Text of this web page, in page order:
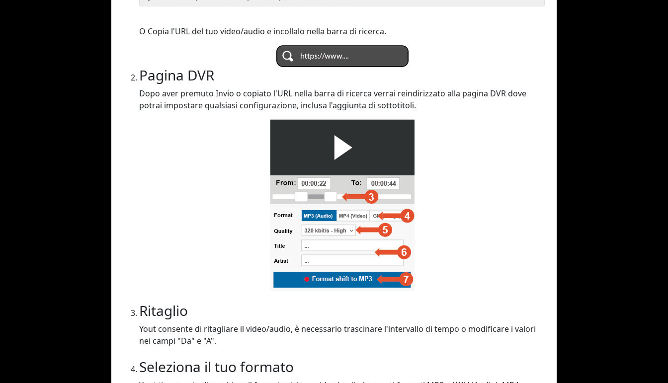
O Copia l'URL del tuo video/audio e incollalo nella barra di ricerca.
Pagina DVR
Dopo aver premuto Invio o copiato l'URL nella barra di ricerca verrai reindirizzato alla pagina DVR dove
potrai impostare qualsiasi configurazione, inclusa l'aggiunta di sottotitoli.
Ritaglio
Yout consente di ritagliare il video/audio, è necessario trascinare l'intervallo di tempo o modificare i valori
nei campi "Da" e "A".
Seleziona il tuo formato